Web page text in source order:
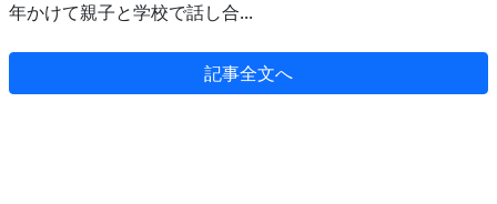
年かけて親子と学校で話し合...
記事全文へ